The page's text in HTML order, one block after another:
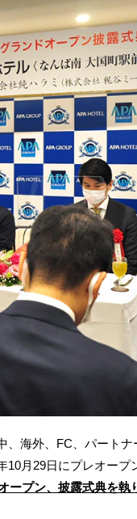
海外、FC、パート
10月29日にプレオープ
プン、披露式典を執